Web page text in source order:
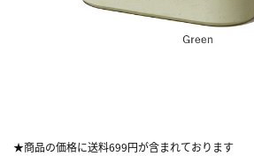
★商品の価格に送料699円が含まれております